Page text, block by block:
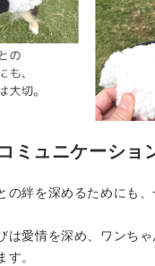
ミュニケーショ
の絆を深めるためにも
は愛情を深め、ワンち
す。